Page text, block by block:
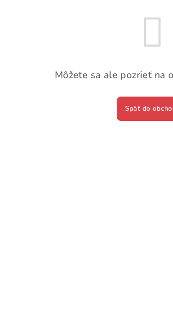
Môžete sa ale pozrieť na
Späť do